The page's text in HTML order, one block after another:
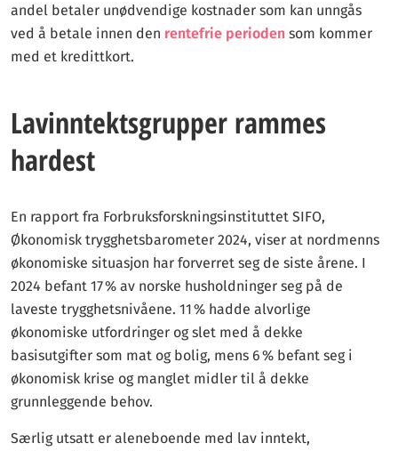
andel betaler unødvendige kostnader som kan unngås
ved å betale innen den rentefrie perioden som kommer
med et kredittkort.
Lavinntektsgrupper rammes
hardest
En rapport fra Forbruksforskningsinstituttet SIFO,
Økonomisk trygghetsbarometer 2024, viser at nordmenns
økonomiske situasjon har forverret seg de siste årene. I
2024 befant 17 % av norske husholdninger seg på de
laveste trygghetsnivåene. 11 % hadde alvorlige
økonomiske utfordringer og slet med å dekke
basisutgifter som mat og bolig, mens 6 % befant seg i
økonomisk krise og manglet midler til å dekke
grunnleggende behov.
Særlig utsatt er aleneboende med lav inntekt,